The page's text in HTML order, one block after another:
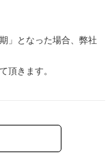
」となった場合、弊社
頂きます。